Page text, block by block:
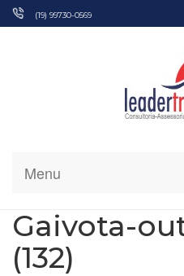
Pular
(19) 99730-0569
Menu
Gaivota-
(132)